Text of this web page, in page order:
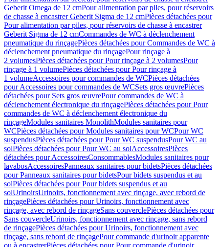
Geberit Omega de 12 cmPour alimentation par piles, pour réservoirs
de chasse à encastrer Geberit Sigma de 12 cmPièces détachées pour
Pour alimentation par piles, pour réservoirs de chasse à encastrer
Geberit Sigma de 12 cmCommandes de WC à déclenchement
pneumatique du rinçagePièces détachées pour Commandes de WC à
déclenchement pneumatique du rinçagePour rinçage à
2 volumesPièces détachées pour Pour rinçage à 2 volumesPour
rinçage à 1 volumePièces détachées pour Pour rinçage à
1 volumeAccessoires pour commandes de WCPièces détachées
pour Accessoires pour commandes de WCSets gros œuvrePièces
détachées pour Sets gros œuvrePour commandes de WC à
déclenchement électronique du rinçagePièces détachées pour Pour
commandes de WC à déclenchement électronique du
rinçageModules sanitaires MonolithModules sanitaires pour
WCPièces détachées pour Modules sanitaires pour WCPour WC
suspendusPièces détachées pour Pour WC suspendusPour WC au
solPièces détachées pour Pour WC au solAccessoiresPièces
détachées pour AccessoiresConsommablesModules sanitaires pour
lavabosAccessoiresPanneaux sanitaires pour bidetsPièces détachées
pour Panneaux sanitaires pour bidetsPour bidets suspendus et au
solPièces détachées pour Pour bidets suspendus et au
solUrinoirsUrinoirs, fonctionnement avec rinçage, avec rebord de
rinçagePièces détachées pour Urinoirs, fonctionnement avec
rinçage, avec rebord de rinçageSans couverclePièces détachées pour
Sans couvercleUrinoirs, fonctionnement avec rinçage, sans rebord
de rinçagePièces détachées pour Urinoirs, fonctionnement avec
rinçage, sans rebord de rinçagePour commande d'urinoir apparente
ou à encastrerPièces détachées pour Pour commande d'urinoir